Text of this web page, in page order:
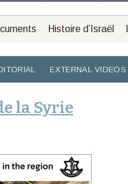
Histoire d’Israël
EXTERNAL VIDEOS
la Syrie